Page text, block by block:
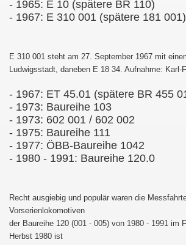
- 1965: E 10 (spätere BR 110)
- 1967: E 310 001 (spätere 181 001)
E 310 001 steht am 27. September 1967 mit
Ludwigsstadt, daneben E 18 34. Aufnahme: Karl-
- 1967: ET 45.01 (spätere BR 455
- 1973: Baureihe 103
- 1973: 602 001 / 602 002
- 1975: Baureihe 111
- 1977: ÖBB-Baureihe 1042
- 1980 - 1991: Baureihe 120.0
Recht ausgiebig und populär waren die
Vorserienlokomotiven
der Baureihe 120 (001 - 005) von 1980 - 1991 im
Herbst 1980 ist